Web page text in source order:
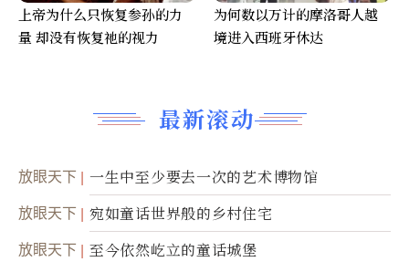
最新滚动
放眼天下 一生中至少要去一次的艺术博物馆
放眼天下 宛如童话世界般的乡村住宅
放眼天下 至今依然屹立的童话城堡
上帝为什么只恢复参孙的力
量 却没有恢复祂的视力
为何数以万计的摩洛哥人越
境进入西班牙休达